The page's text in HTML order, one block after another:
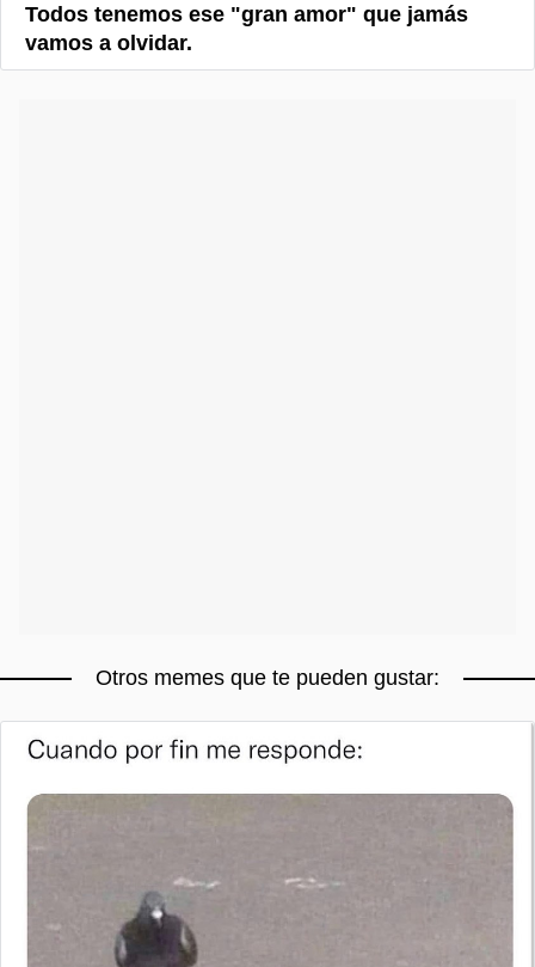
Todos tenemos ese "gran amor" que jamás
vamos a olvidar.
Otros memes que te pueden gustar: